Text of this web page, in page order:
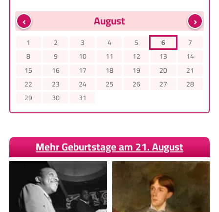
‹ ›
August
1 2 3 4 5 6
7
8
9 10 11 12 13
14
15
16 17 18 19 20
21
22
23 24 25 26 27
28
29
30 31
Mehr Geburtstage am 21. August